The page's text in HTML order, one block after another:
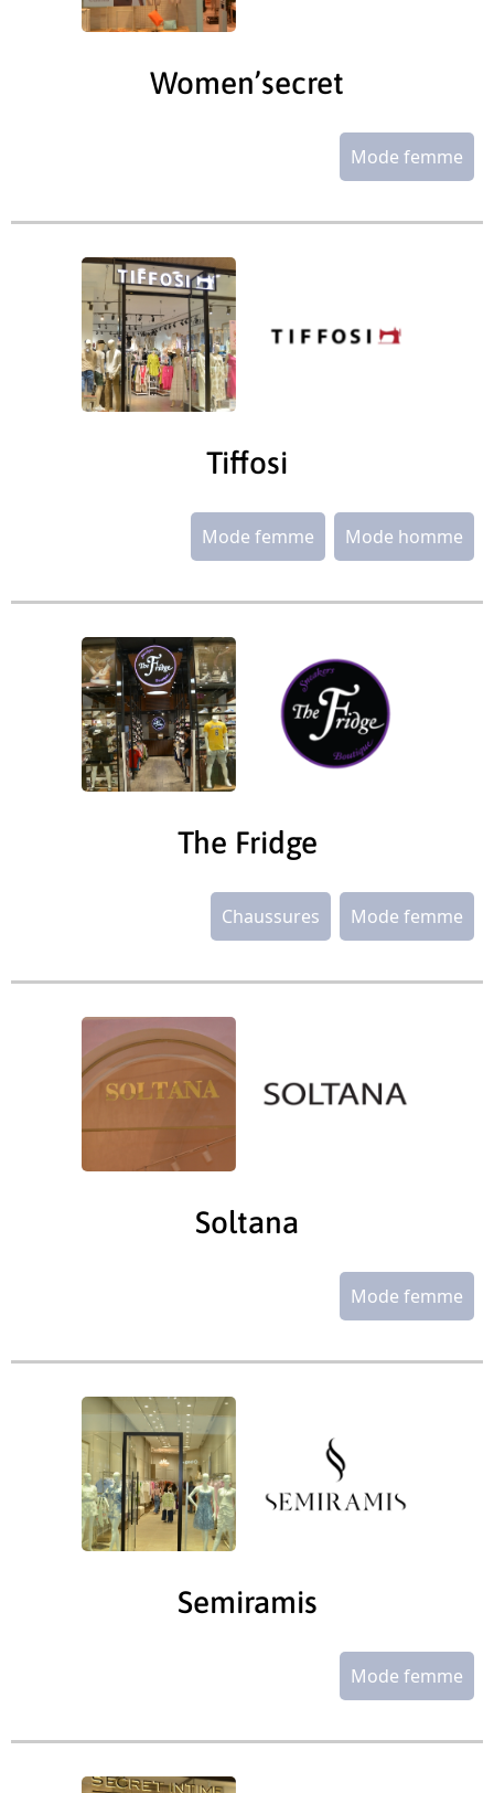
Women’secret
Mode femme
Tiffosi
Mode femme Mode homme
The Fridge
Chaussures Mode femme
Soltana
Mode femme
Semiramis
Mode femme